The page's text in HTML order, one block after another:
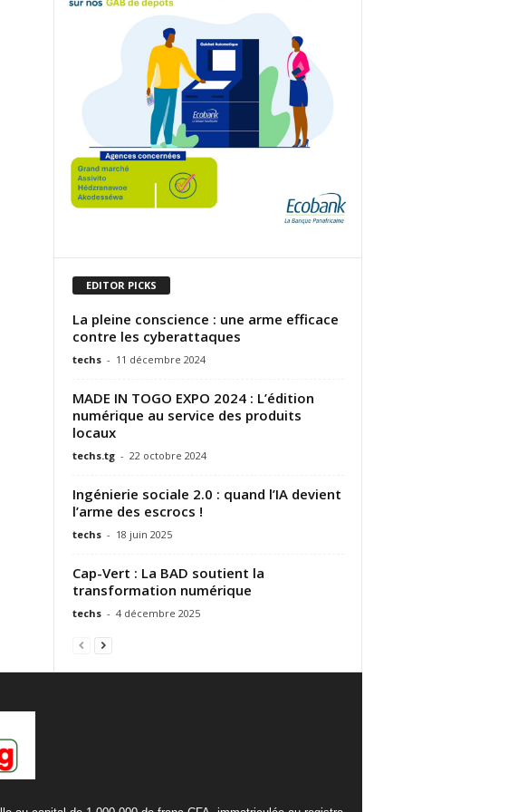
EDITOR PICKS
La pleine conscience : une arme efficace
contre les cyberattaques
techs - 11 décembre 2024
MADE IN TOGO EXPO 2024 : L’édition
numérique au service des produits
locaux
techs.tg - 22 octobre 2024
Ingénierie sociale 2.0 : quand l’IA devient
l’arme des escrocs !
techs - 18 juin 2025
Cap-Vert : La BAD soutient la
transformation numérique
techs - 4 décembre 2025